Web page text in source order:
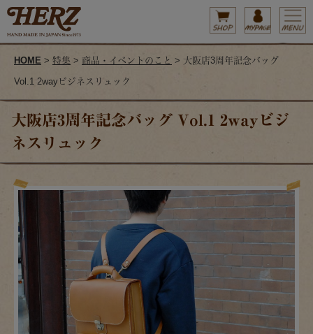
HOME > 特集 > 商品・イベントのこと > 大阪店3周年記念バッグ
Vol.1 2wayビジネスリュック
大阪店3周年記念バッグ Vol.1 2wayビジ
ネスリュック